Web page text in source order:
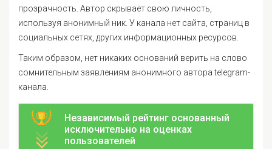
прозрачность. Автор скрывает свою личность,
используя анонимный ник. У канала нет сайта, страниц в
социальных сетях, других информационных ресурсов.
Таким образом, нет никаких оснований верить на слово
сомнительным заявлениям анонимного автора telegram-
канала.
Независимый рейтинг основанный
исключительно на оценках
пользователей